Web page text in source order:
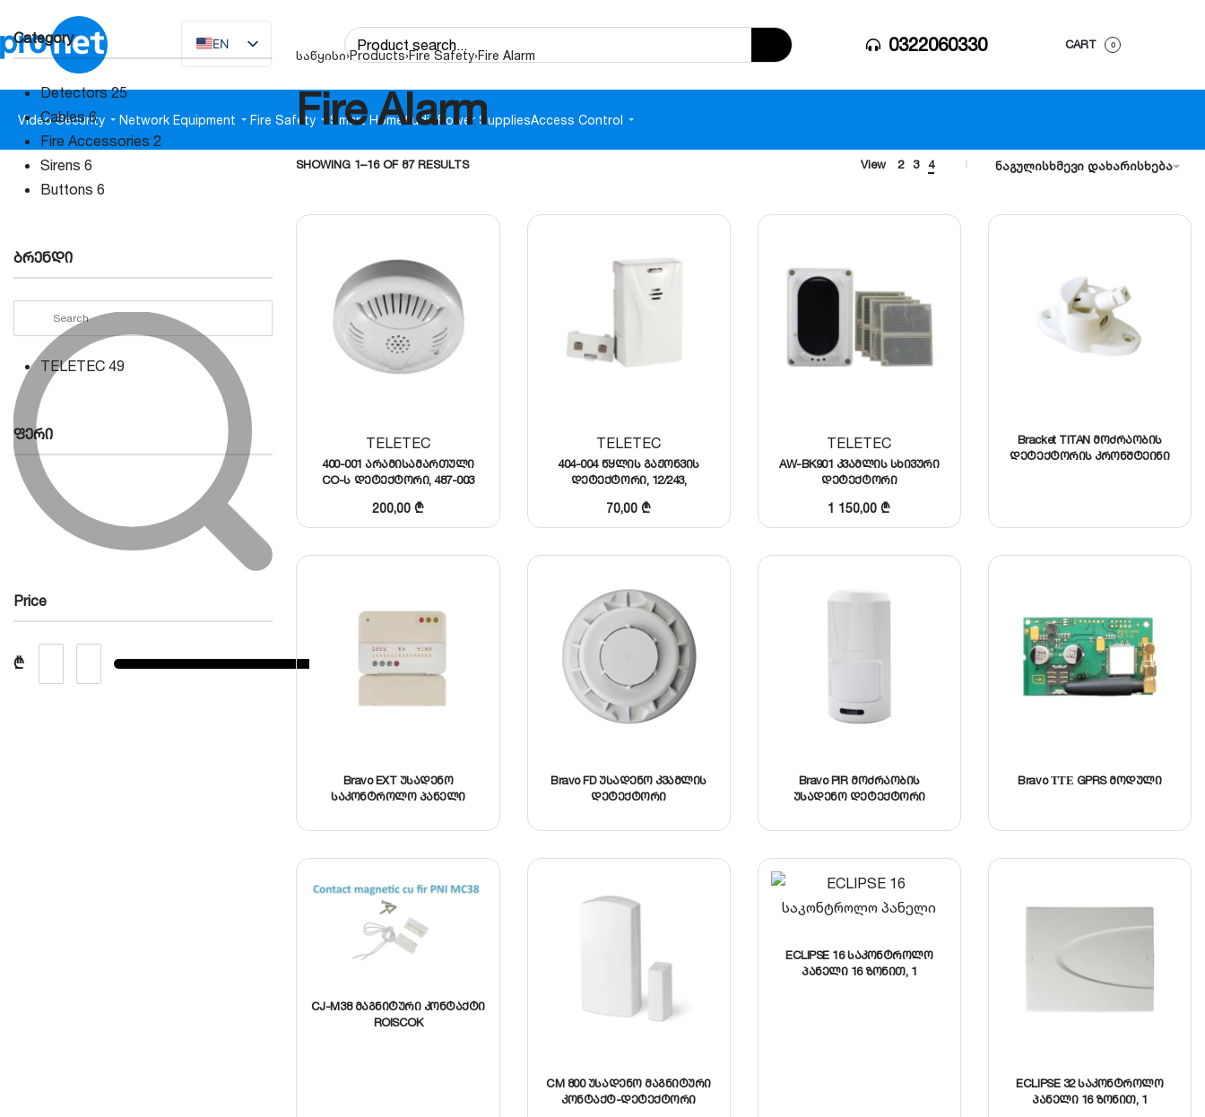
EN
KA
0322060330 CART 0
Video Security Network Equipment Fire Safety Smart HomeAudioPower SuppliesAccess Control
Category
Detectors 25
Cables 6
Fire Accessories 2
Sirens 6
Buttons 6
ბრენდი
TELETEC 49
ფერი
Price
₾
საწყისი›Products›Fire Safety›Fire Alarm
Fire Alarm
SHOWING 1–16 OF 87 RESULTS View 2 3 4 ნაგულისხმევი დახარისხება
TELETEC
400-001 არამისამართული
CO-ს დეტექტორი, 487-003
200,00 ₾
TELETEC
404-004 წყლის გაჟონვის
დეტექტორი, 12/24ვ,
70,00₾
TELETEC
AW-BK901 კვამლის სხივური
დეტექტორი
1 150,00₾
Bracket TITAN მოძრაობის
დეტექტორის კრონშტეინი
Bravo EXT უსადენო
საკონტროლო პანელი
Bravo FD უსადენო კვამლის
დეტექტორი
Bravo PIR მოძრაობის
უსადენო დეტექტორი
Bravo ТТЕ GPRS მოდული
CJ-M38 მაგნიტური კონტაქტი
ROISCOK
CM 800 უსადენო მაგნიტური
კონტაქტ-დეტექტორი
ECLIPSE 16 საკონტროლო
პანელი 16 ზონით, 1
ECLIPSE 32 საკონტროლო
პანელი 16 ზონით, 1